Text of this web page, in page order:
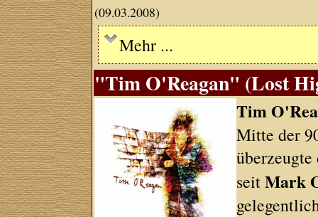
(09.03.2008)
Mehr ...
"Tim O'Reagan" (Lost
Tim
Mitte der
seitMark